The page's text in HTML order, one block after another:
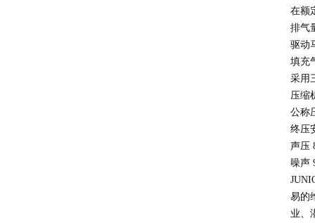
在额
排气
驱动
填充
采用
压缩
公称
终压
声压
噪声
易的
业、